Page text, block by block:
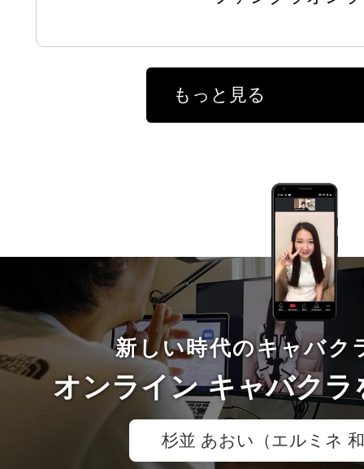
もっと見る
新しい時代のキャバク
オンライン キャバクラ
杉並 あおい（エルミネ